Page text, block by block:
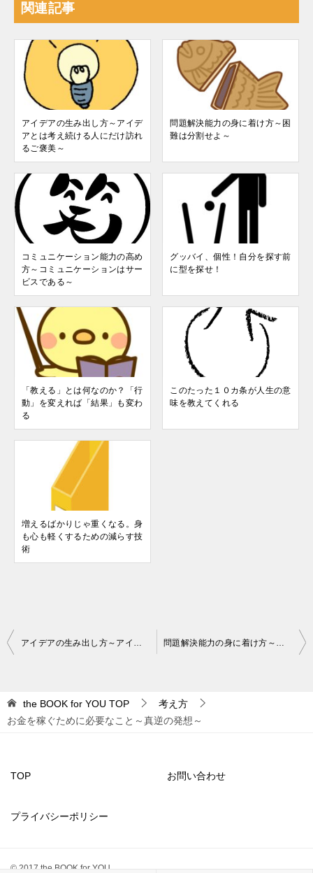
関連記事
アイデアの生み出し方～アイデ
アとは考え続ける人にだけ訪れ
るご褒美～
問題解決能力の身に着け方～困
難は分割せよ～
コミュニケーション能力の高め
方～コミュニケーションはサー
ビスである～
グッバイ、個性！自分を探す前
に型を探せ！
「教える」とは何なのか？「行
動」を変えれば「結果」も変わ
る
このたった１０カ条が人生の意
味を教えてくれる
増えるばかりじゃ重くなる。身
も心も軽くするための減らす技
術
投
ビ
ゲ
シ
ン
アイデアの生み出し方～アイデアとは考え続ける人にだけ訪れるご褒美～ 問題解決能力の身に着け方～困難は分割せよ～
the BOOK for YOU TOP
考え方
お金を稼ぐために必要なこと～真逆の発想～
TOP お問い合わせ
プライバシーポリシー
© 2017 the BOOK for YOU